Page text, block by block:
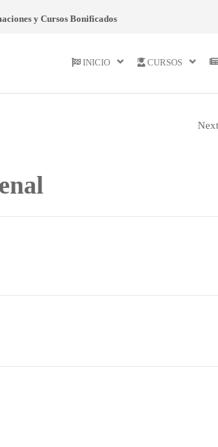
y Cursos Bonificados
INICIO CURSOS
Next